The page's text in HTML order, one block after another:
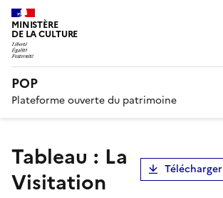
MINISTÈRE
DE LA CULTURE
POP
Plateforme ouverte du patrimoine
tableau : La
Visitation
Télécharger